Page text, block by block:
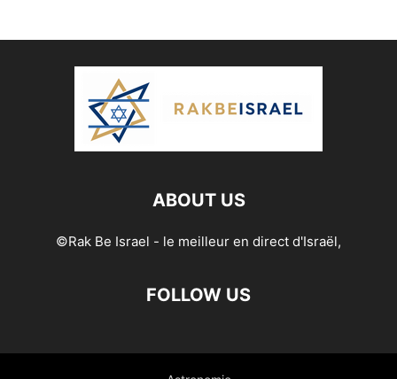
ABOUT US
©Rak Be Israel - le meilleur en direct d'Israël,
FOLLOW US